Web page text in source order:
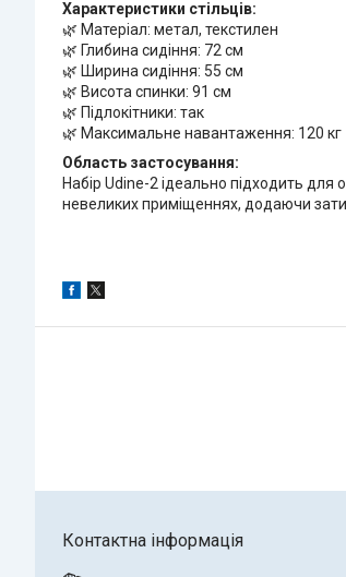
Характеристики стільців:
🌿 Матеріал: метал, текстилен
🌿 Глибина сидіння: 72 см
🌿 Ширина сидіння: 55 см
🌿 Висота спинки: 91 см
🌿 Підлокітники: так
🌿 Максимальне навантаження: 120 кг
Область застосування:
Набір Udine-2 ідеально підходить для
невеликих приміщеннях, додаючи